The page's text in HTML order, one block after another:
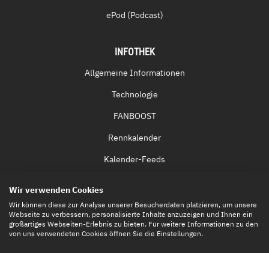
ePod (Podcast)
INFOTHEK
Allgemeine Informationen
Technologie
FANBOOST
Rennkalender
Kalender-Feeds
Eintrittskarten
Wir verwenden Cookies
Wir können diese zur Analyse unserer Besucherdaten platzieren, um unsere
Webseite zu verbessern, personalisierte Inhalte anzuzeigen und Ihnen ein
großartiges Webseiten-Erlebnis zu bieten. Für weitere Informationen zu den
von uns verwendeten Cookies öffnen Sie die Einstellungen.